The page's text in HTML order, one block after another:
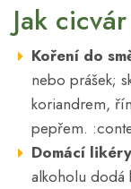
Jak
Koření do
nebo prášek;
koriandrem,
pepřem.
Domácí
alkoholu dodá